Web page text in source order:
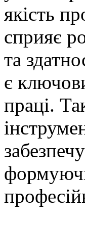
якість
сприяє
та
є
праці.